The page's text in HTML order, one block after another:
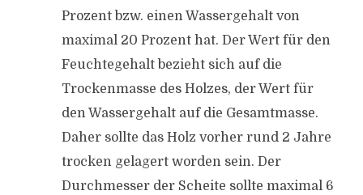
Prozent bzw. einen Wassergehalt von
maximal 20 Prozent hat. Der Wert für den
Feuchtegehalt bezieht sich auf die
Trockenmasse des Holzes, der Wert für
den Wassergehalt auf die Gesamtmasse.
Daher sollte das Holz vorher rund 2 Jahre
trocken gelagert worden sein. Der
Durchmesser der Scheite sollte maximal 6